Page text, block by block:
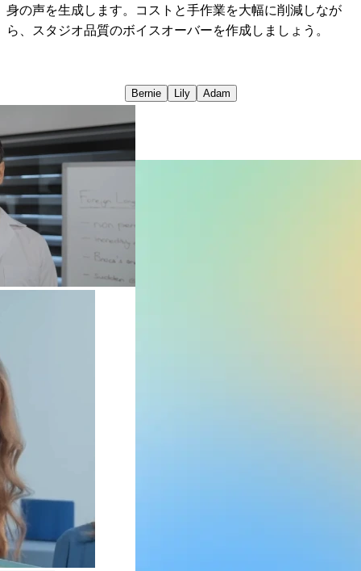
身の声を生成します。コストと手作業を大幅に削減しなが
ら、スタジオ品質のボイスオーバーを作成しましょう。
Bernie Lily Adam